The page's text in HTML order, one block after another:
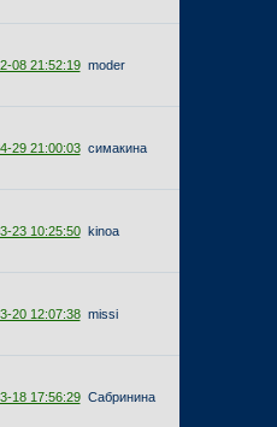
08 21:52:19 moder
29 21:00:03 симакина
23 10:25:50 kinoa
20 12:07:38 missi
18 17:56:29 Сабринина